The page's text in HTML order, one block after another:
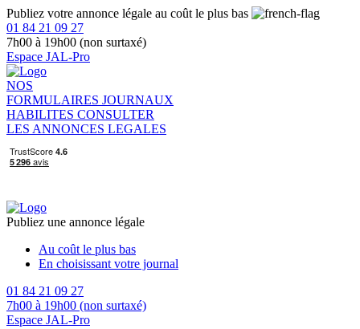
Publiez votre annonce légale au coût le plus bas
01 84 21 09 27
7h00 à 19h00 (non surtaxé)
Espace JAL-Pro
NOS
FORMULAIRES JOURNAUX
HABILITES CONSULTER
LES ANNONCES LEGALES
Publiez une annonce légale
Au coût le plus bas
En choisissant votre journal
01 84 21 09 27
7h00 à 19h00 (non surtaxé)
Espace JAL-Pro